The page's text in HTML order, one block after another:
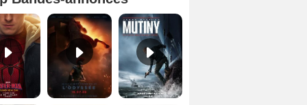
Spider-Man: Brand New Day Bande-annonce VO STFR L'Odyssée Bande-annonce VO STFR
Les Matins merveilleux Bande-annonce VF De la Comédie-Française Teaser VF